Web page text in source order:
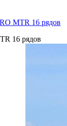
MTR 16 рядов
16 рядов